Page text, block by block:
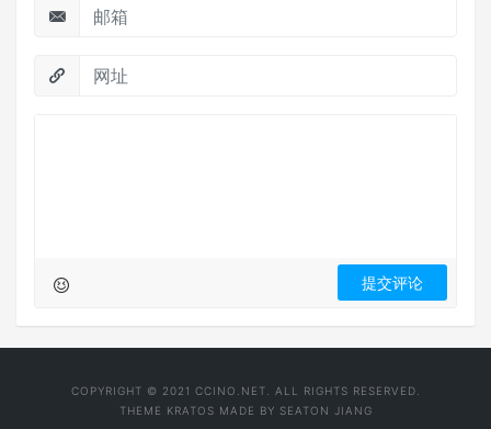
COPYRIGHT © 2021 CCINO.NET. ALL RIGHTS RESERVED.
THEME KRATOS MADE BY SEATON JIANG